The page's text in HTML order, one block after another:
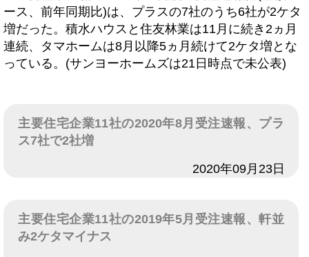
ース、前年同期比)は、プラスの7社のうち6社が2ケタ
増だった。積水ハウスと住友林業は11月に続き2ヵ月
連続、タマホームは8月以降5ヵ月続けて2ケタ増とな
っている。(サンヨーホームズは21日時点で未公表)
主要住宅企業11社の2020年8月受注速報、プラ
ス7社で2社増
2020年09月23日
主要住宅企業11社の2019年5月受注速報、軒並
み2ケタマイナス